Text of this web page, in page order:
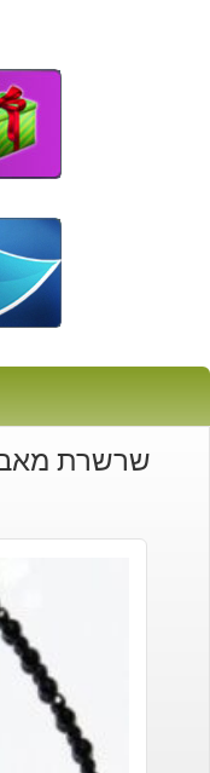
שרשרת